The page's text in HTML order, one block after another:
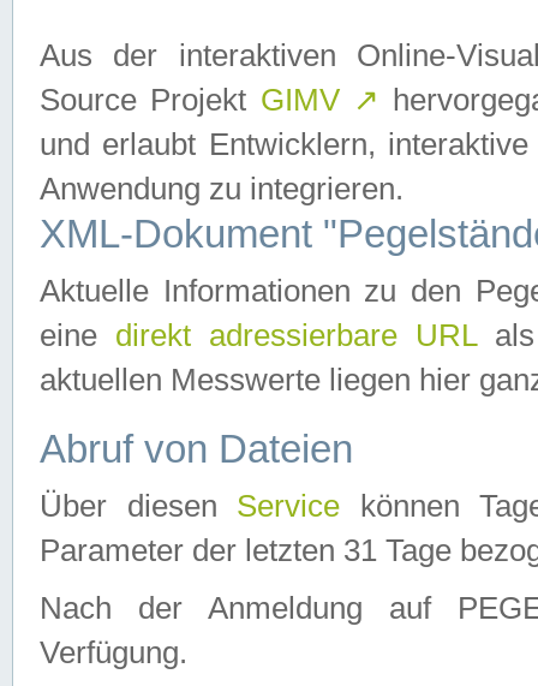
Aus der interaktiven Online-
Source Projekt GIMV ↗
und erlaubt Entwicklern,
Anwendung zu integrieren.
XML-Dokument
Aktuelle Informationen zu den
eine direkt adressierbare URLals
aktuellen Messwerte liegen hier
Abruf von Dateien
Über diesen Service können
Parameter der letzten 31 Tage
Nach der Anmeldung auf
Verfügung.